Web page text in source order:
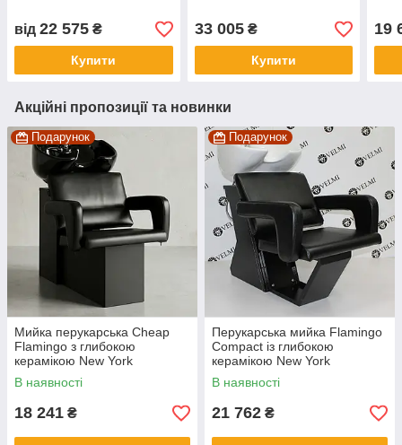
від 22 575 ₴
Купити
33 005₴
Купити
19
Акційні пропозиції та новинки
Подарунок
Мийка перукарська Cheap
Flamingo з глибокою
керамікою New York
В наявності
18 241 ₴
Подарунок
Перукарська мийка Flamingo
Compact із глибокою
керамікою New York
В наявності
21 762 ₴